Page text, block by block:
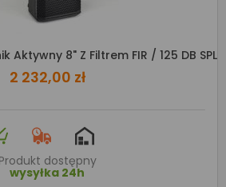
Aktywny 8" Z Filtrem FIR / 125 DB SPL
2 232,00 zł
Produkt dostępny
wysyłka 24h